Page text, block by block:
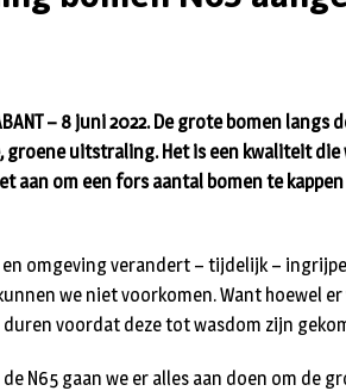
– 8 juni 2022. De grote bomen
uitstraling. Het is een kwaliteit die
aan om een fors aantal bomen te
en omgeving verandert – tijdelijk –
we niet voorkomen. Want hoewel
voordat deze tot wasdom zijn
N65 gaan we er alles aan doen om de